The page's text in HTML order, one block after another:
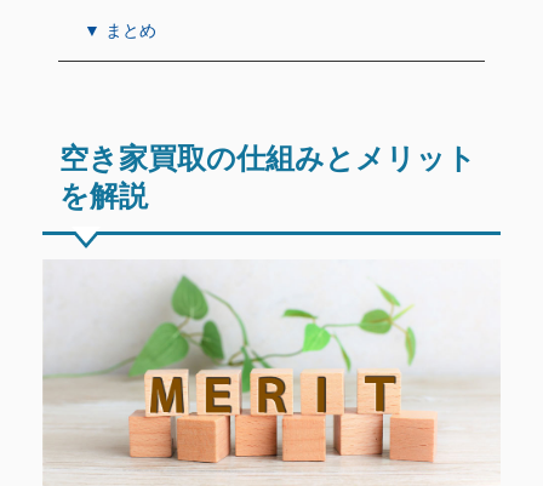
▼ まとめ
空き家買取の仕組みとメリット
を解説